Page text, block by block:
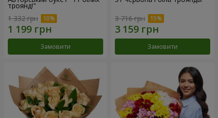
троянд!"
1 332 грн
Замовити
3 716 грн
Замовити